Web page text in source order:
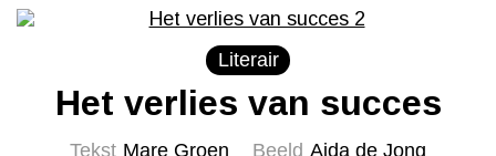
Literair
Het verlies van succes
Tekst Mare Groen Beeld Aida de Jong